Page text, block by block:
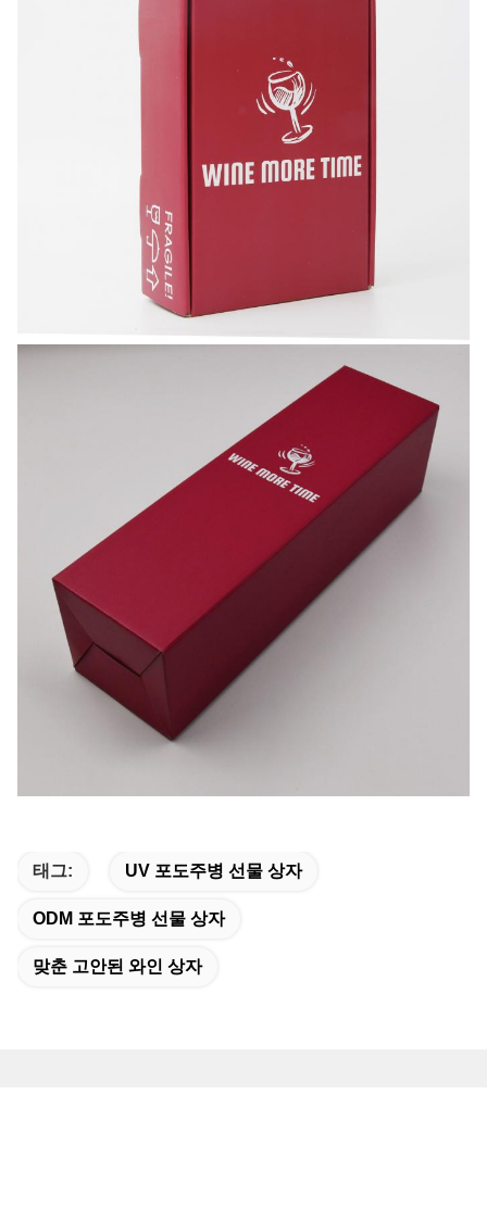
태그: UV 포도주병 선물 상자
ODM 포도주병 선물 상자
맞춘 고안된 와인 상자